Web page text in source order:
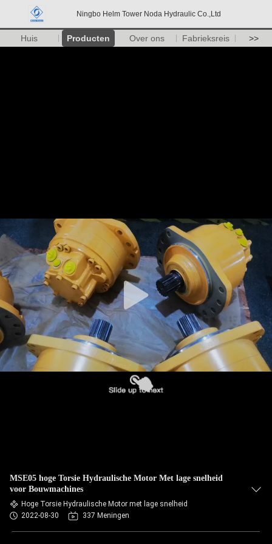
Ningbo Helm Tower Noda Hydraulic Co.,Ltd
Huis Producten Over ons Fabrieksreis >>
MSE05 hoge Torsie Hydraulische Motor Met lage snelheid
voor Bouwmachines
Hoge Torsie Hydraulische Motor met lage snelheid
2022-08-30
337 Meningen